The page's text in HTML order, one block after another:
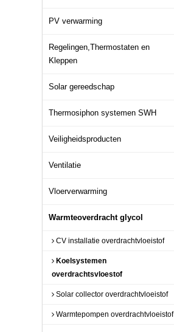
PV verwarming
Regelingen,Thermostaten en
Kleppen
Solar gereedschap
Thermosiphon systemen SWH
Veiligheidsproducten
Ventilatie
Vloerverwarming
Warmteoverdracht glycol
CV installatie overdrachtvloeistof
Koelsystemen
overdrachtsvloestof
Solar collector overdrachtvloeistof
Warmtepompen overdrachtvloeistof